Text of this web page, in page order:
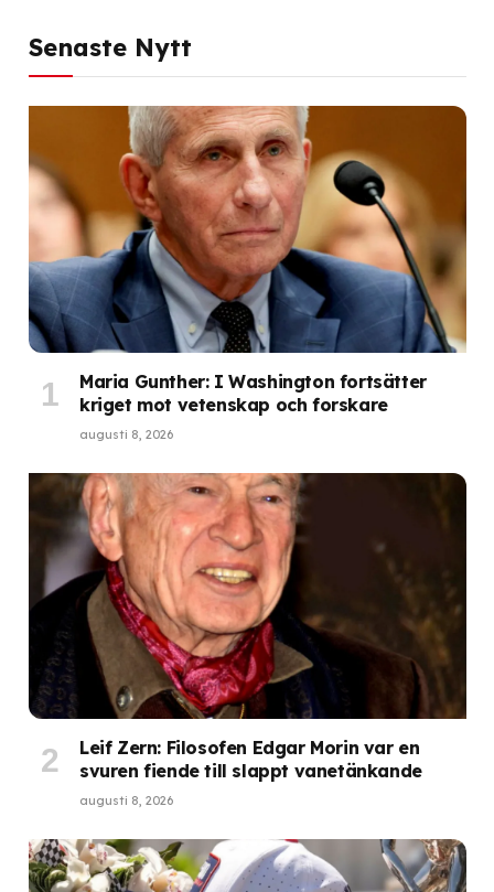
Senaste Nytt
Maria Gunther: I Washington fortsätter
kriget mot vetenskap och forskare
augusti 8, 2026
Leif Zern: Filosofen Edgar Morin var en
svuren fiende till slappt vanetänkande
augusti 8, 2026